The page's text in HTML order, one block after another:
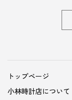
トップページ
小林時計店について